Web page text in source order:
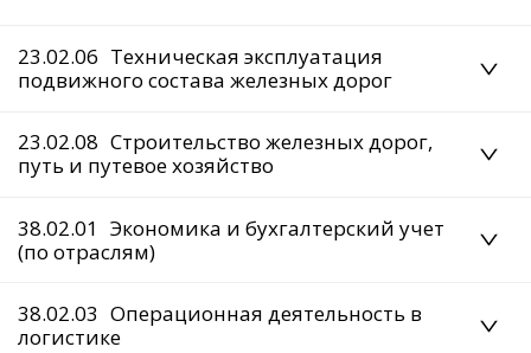
23.02.06 Техническая эксплуатация
подвижного состава железных дорог
23.02.08 Строительство железных дорог,
путь и путевое хозяйство
38.02.01 Экономика и бухгалтерский учет
(по отраслям)
38.02.03 Операционная деятельность в
логистике